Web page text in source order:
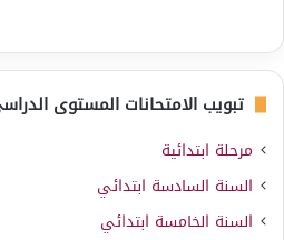
تبويب الامتحانات المستوى
مرحلة ابتدائية
السنة السادسة ابتدائي
السنة الخامسة ابتدائي